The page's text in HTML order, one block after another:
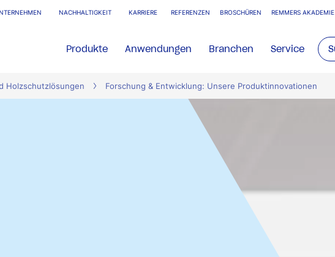
NACHHALTIGKEIT KARRIERE REFERENZEN BROSCHÜREN REMMERS AKADEMIE
Produkte Anwendungen Branchen Service
Holzschutzlösungen Forschung & Entwicklung: Unsere Produktinnovationen